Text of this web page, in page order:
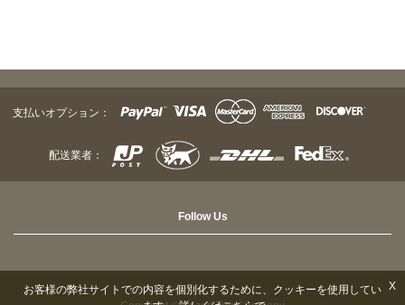
支払いオプション：
配送業者：
Follow Us
X
お客様の弊社サイトでの内容を個別化するために、クッキーを使用してい